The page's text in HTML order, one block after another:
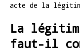
acte de la
La
faut-il